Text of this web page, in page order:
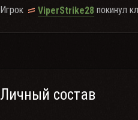
Игрок ViperStrike28 покинул
Личный состав